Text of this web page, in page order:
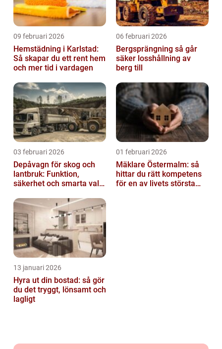
09 februari 2026
Hemstädning i Karlstad:
Så skapar du ett rent hem
och mer tid i vardagen
06 februari 2026
Bergsprängning så går
säker losshållning av
berg till
03 februari 2026
Depåvagn för skog och
lantbruk: Funktion,
säkerhet och smarta val
01 februari 2026
Mäklare Östermalm: så
hittar du rätt kompetens
för en av livets största
13 januari 2026
Hyra ut din bostad: så gör
du det tryggt, lönsamt och
lagligt